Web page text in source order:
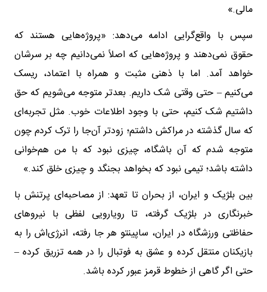
مالی.»
سپس با واقع‌گرایی ادامه می‌دهد: «پروژه‌هایی هستند که
حقوق نمی‌دهند و پروژه‌هایی که اصلاً نمی‌دانیم چه بر سرشان
خواهد آمد. اما با ذهنی مثبت و همراه با اعتماد، ریسک
می‌کنیم – حتی وقتی شک داریم. بعدتر متوجه می‌شویم که حق
داشتیم شک کنیم، حتی با وجود اطلاعات خوب. مثل تجربه‌ای
که سال گذشته در مراکش داشتم؛ زودتر آن‌جا را ترک کردم چون
متوجه شدم که آن باشگاه، چیزی نبود که با من هم‌خوانی
داشته باشد؛ تیمی نبود که بخواهد بجنگد و چیزی خلق کند.»
بین بلژیک و ایران، از بحران تا تعهد: از مصاحبه‌ای پرتنش با
خبرنگاری در بلژیک گرفته، تا رویارویی لفظی با نیروهای
حفاظتی ورزشگاه در ایران، ساپینتو هر جا رفته، انرژی‌اش را به
بازیکنان منتقل کرده و عشق به فوتبال را در همه تزریق کرده –
حتی اگر گاهی از خطوط قرمز عبور کرده باشد.